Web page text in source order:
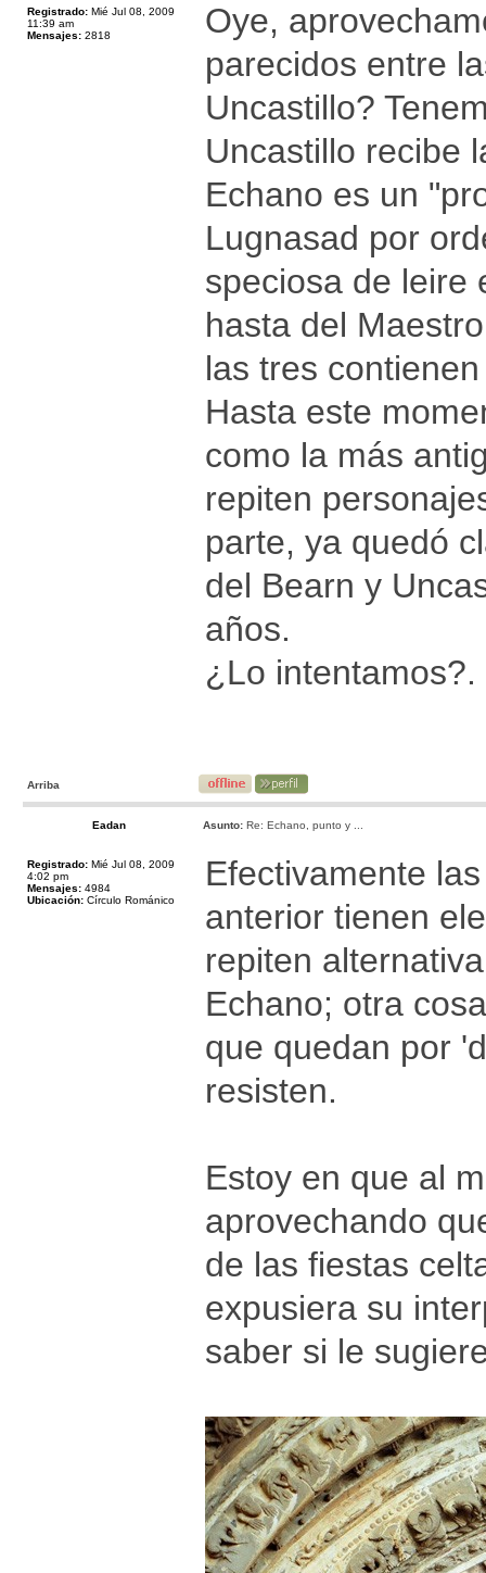
Registrado: Mié Jul 08, 2009
11:39 am
Mensajes: 2818
Oye,
parecidos entre
Uncastillo?
Uncastillo recibe
Echano es un
Lugnasad por
speciosa de leire
hasta del
las tres
Hasta este
como la más
repiten
parte, ya quedó
del Bearn y
años.
¿Lo
Arriba
Eadan Asunto: Re: Echano, punto y ...
Registrado: Mié Jul 08, 2009
4:02 pm
Mensajes: 4984
Ubicación: Círculo Románico
Efectivamente
anterior tienen
repiten
Echano; otra
que quedan por
resisten.
Estoy en que al
aprovechando
de las fiestas
expusiera su
saber si le